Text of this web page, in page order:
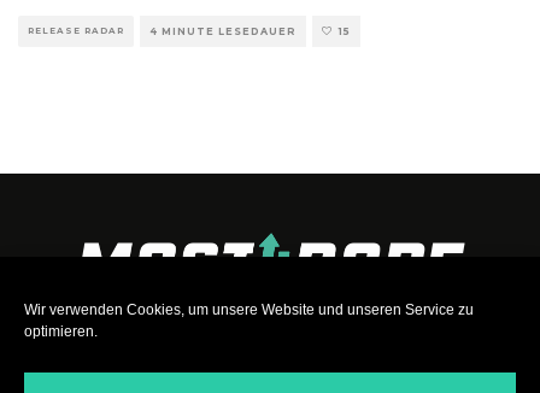
Wir verwenden Cookies, um unsere Website und unseren Service zu
optimieren.
RELEASE RADAR 4 MINUTE LESEDAUER 15